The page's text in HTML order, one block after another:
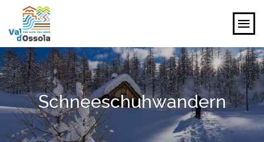
ENTDECKEN
ERLEBEN
PLANEN
Schneeschuhwandern